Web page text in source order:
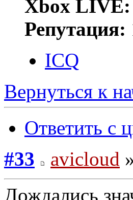
Xbox LIVE:
Репутация:
ICQ
Вернуться к
Ответить с
#33
avicloud
Дождались